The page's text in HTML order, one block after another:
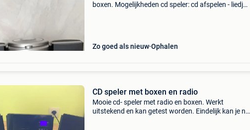
boxen. Mogelijkheden cd speler: cd afspelen - liedjes
Zo goed als nieuw Ophalen
CD speler met boxen en radio
Mooie cd- speler met radio en boxen. Werkt
uitstekend en kan getest worden. Eindelijk kan je nu